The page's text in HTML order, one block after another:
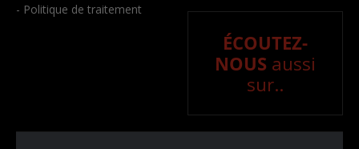
- Politique de traitement
ÉCOUTEZ-
NOUS aussi
sur..